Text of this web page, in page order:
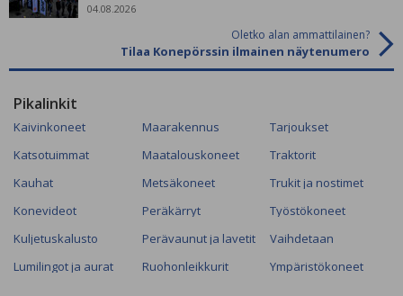
04.08.2026
Oletko alan ammattilainen?
Tilaa Konepörssin ilmainen näytenumero
Pikalinkit
Kaivinkoneet
Katsotuimmat
Kauhat
Konevideot
Kuljetuskalusto
Lumilingot ja aurat
Maarakennus
Maatalouskoneet
Metsäkoneet
Peräkärryt
Perävaunut ja lavetit
Ruohonleikkurit
Tarjoukset
Traktorit
Trukit ja nostimet
Työstökoneet
Vaihdetaan
Ympäristökoneet